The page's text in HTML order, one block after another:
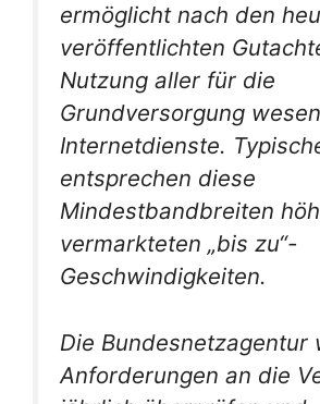
ermöglicht nach den
veröffentlichten
Nutzung aller für die
Grundversorgung
Internetdienste.
entsprechen diese
Mindestbandbreiten
vermarkteten „bis zu“-
Geschwindigkeiten.
Die Bundesnetzagentur
Anforderungen an die